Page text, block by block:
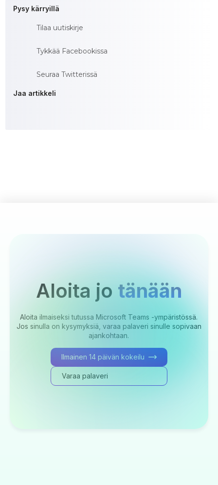
Pysy kärryillä
Tilaa uutiskirje
Tykkää Facebookissa
Seuraa Twitterissä
Jaa artikkeli
Aloita jo tänään
Aloita ilmaiseksi tutussa Microsoft Teams -ympäristössä.
Jos sinulla on kysymyksiä, varaa palaveri sinulle sopivaan
ajankohtaan.
Ilmainen 14 päivän kokeilu
Varaa palaveri